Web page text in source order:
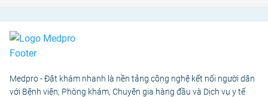
Medpro - Đặt khám nhanh là nền tảng công nghệ kết nối người dân
với Bệnh viện, Phòng khám, Chuyên gia hàng đầu và Dịch vụ y tế